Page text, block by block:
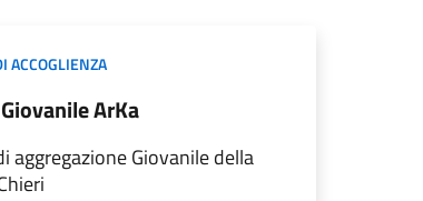
ACCOGLIENZA
ArKa
aggregazione Giovanile della